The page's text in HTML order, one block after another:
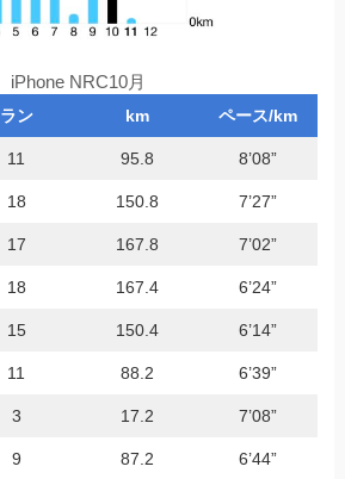
iPhone NRC10月
ラン km ペース/km
11 95.8 8’08”
18 150.8 7’27”
17 167.8 7’02”
18 167.4 6’24”
15 150.4 6’14”
11 88.2 6’39”
3 17.2 7’08”
9 87.2 6’44”